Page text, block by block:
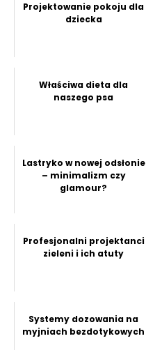
Projektowanie pokoju dla
dziecka
Właściwa dieta dla
naszego psa
Lastryko w nowej odsłonie
– minimalizm czy
glamour?
Profesjonalni projektanci
zieleni i ich atuty
Systemy dozowania na
myjniach bezdotykowych